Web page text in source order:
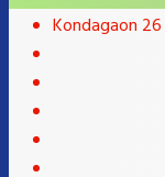
Kondagaon 26